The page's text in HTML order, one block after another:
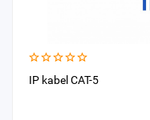
IP kabel CAT-5